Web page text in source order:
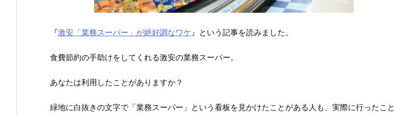
『激安「業務スーパー」が絶好調なワケ』という記事を読みました。
食費節約の手助けをしてくれる激安の業務スーパー。
あなたは利用したことがありますか？
緑地に白抜きの文字で「業務スーパー」という看板を見かけたことがある人も、実際に行ったこと